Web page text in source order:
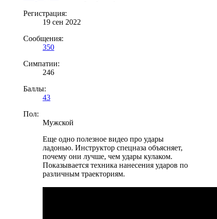
Регистрация:
19 сен 2022
Сообщения:
350
Симпатии:
246
Баллы:
43
Пол:
Мужской
Еще одно полезное видео про удары
ладонью. Инструктор спецназа объясняет,
почему они лучше, чем удары кулаком.
Показывается техника нанесения ударов по
различным траекториям.